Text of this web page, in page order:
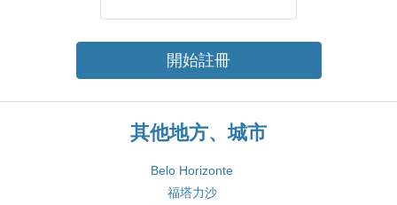
開始註冊
其他地方、城市
Belo Horizonte
福塔力沙